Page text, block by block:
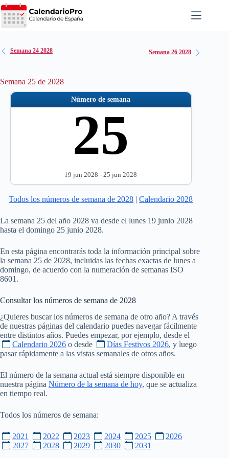
Saltar
al
contenido
Semana 24 2028 Semana 26 2028
Semana 25 de 2028
Número de semana
25
19 jun 2028 - 25 jun 2028
Todos los números de semana de 2028 |Calendario 2028
La semana 25 del año 2028 va desde el lunes 19 junio 2028
hasta el domingo 25 junio 2028.
En esta página encontrarás toda la información principal sobre
la semana 25 de 2028, incluidas las fechas exactas de lunes a
domingo, de acuerdo con la numeración de semanas ISO
8601.
Consultar los números de semana de 2028
¿Quieres buscar los números de semana de otro año? A través
de nuestras páginas del calendario puedes navegar fácilmente
entre distintos años. Puedes empezar, por ejemplo, desde el
Calendario 2026 o desde Días Festivos 2026, y luego
pasar rápidamente a las vistas semanales de otros años.
El número de la semana actual está siempre disponible en
nuestra página Número de la semana de hoy, que se actualiza
en tiempo real.
Todos los números de semana:
2021 2022 2023 2024 2025
2026
2027
2028 2029 2030 2031